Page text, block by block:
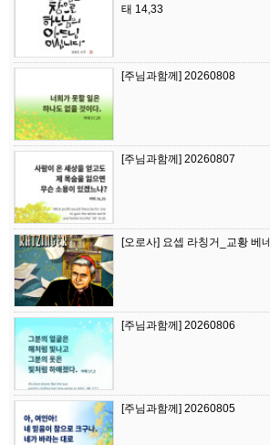
태 14,33
[주님과함께] 20260808
[주님과함께] 20260807
[오로사] 요셉 라칭거_교황 베
[주님과함께] 20260806
[주님과함께] 20260805